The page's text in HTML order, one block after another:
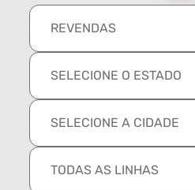
REVENDAS
SELECIONE O ESTADO
SELECIONE A CIDADE
TODAS AS LINHAS